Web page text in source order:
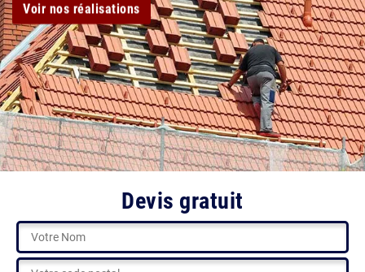
Voir nos réalisations
Devis gratuit